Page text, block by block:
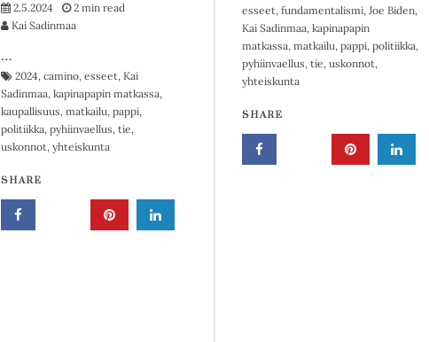
2.5.2024
2 min read
Kai Sadinmaa
…
2024, camino, esseet, Kai
Sadinmaa, kapinapapin matkassa,
kaupallisuus, matkailu, pappi,
politiikka, pyhiinvaellus, tie,
uskonnot, yhteiskunta
SHARE
esseet, fundamentalismi, Joe Biden,
Kai Sadinmaa, kapinapapin
matkassa, matkailu, pappi, politiikka,
pyhiinvaellus, tie, uskonnot,
yhteiskunta
SHARE